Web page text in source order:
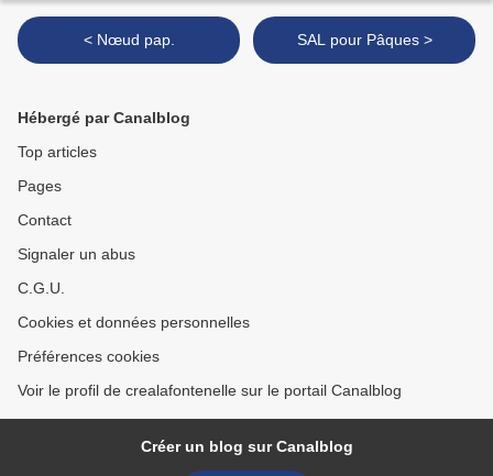
< Nœud pap. SAL pour Pâques >
Hébergé par Canalblog
Top articles
Pages
Contact
Signaler un abus
C.G.U.
Cookies et données personnelles
Préférences cookies
Voir le profil de crealafontenelle sur le portail Canalblog
Créer un blog sur Canalblog